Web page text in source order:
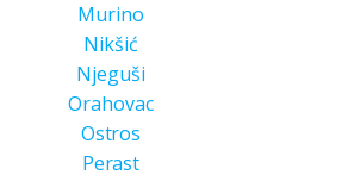
Murino
Nikšić
Njeguši
Orahovac
Ostros
Perast